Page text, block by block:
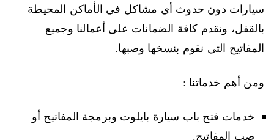
سيارات دون حدوث أي مشاكل في الأماكن المحيطة
بالقفل، ونقدم كافة الضمانات على أعمالنا وجميع
المفاتيح التي نقوم بنسخها وصبها.
ومن أهم خدماتنا :
خدمات فتح باب سيارة بايلوت وبرمجة المفاتيح أو
صب المفاتيح.